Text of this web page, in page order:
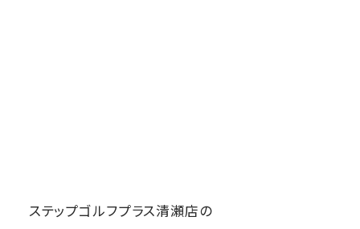
ステップゴルフプラス清瀬店の